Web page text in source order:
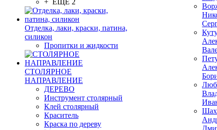
+ ЕЩЕ 2
Отделка, лаки, краски, патина,
силикон
Пропитки и жидкости
СТОЛЯРНОЕ
НАПРАВЛЕНИЕ
ДЕРЕВО
Инструмент столярный
Клей столярный
Краситель
Краска по дереву